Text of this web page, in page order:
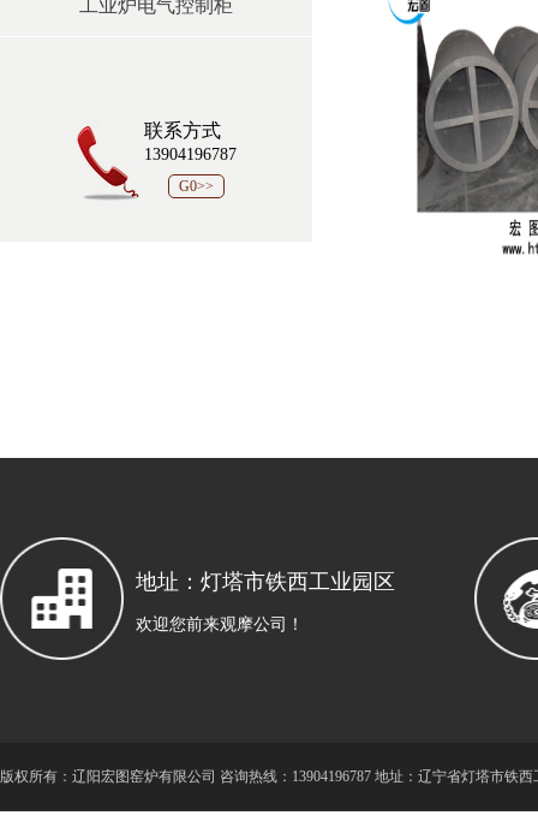
工业炉电气控制柜
联系方式
13904196787
G0>>
地址：灯塔市铁西工业园区
欢迎您前来观摩公司！
版权所有：辽阳宏图窑炉有限公司 咨询热线：13904196787 地址：辽宁省灯塔市铁西